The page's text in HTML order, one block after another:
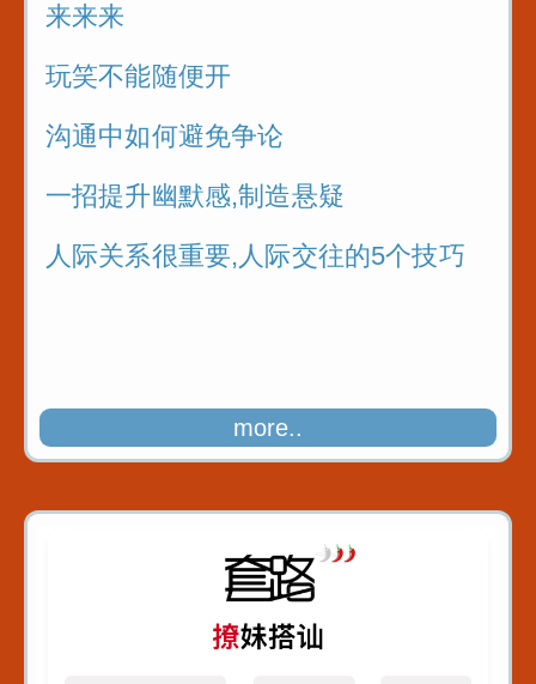
来来来
玩笑不能随便开
沟通中如何避免争论
一招提升幽默感,制造悬疑
人际关系很重要,人际交往的5个技巧
more..